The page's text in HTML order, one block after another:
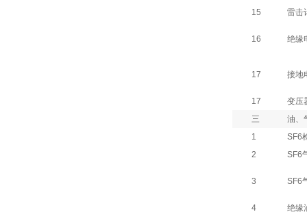
15
雷击
16 绝缘
17 接地
17
变压
三
油、
1
SF6
2
SF6
3 SF6
4
绝缘